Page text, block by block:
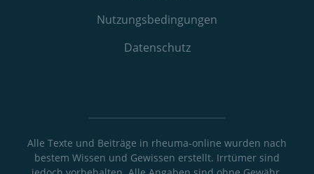
Nutzungs­bedingungen
Datenschutz
Alle Texte und Beiträge in rheuma-online wurden nach
bestem Wissen und Gewissen erstellt. Irrtümer sind